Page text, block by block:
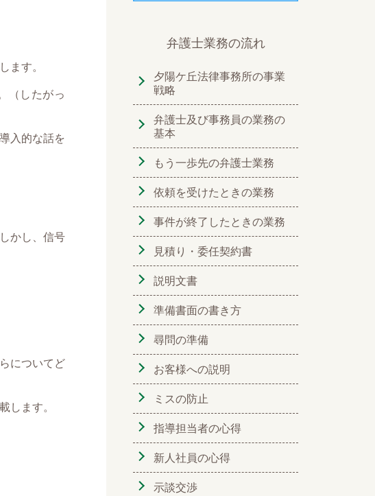
ます。
（したがっ
入的な話を
かし、信号
についてど
します。
弁護士業務の流れ
夕陽ケ丘法律事務所の事業
戦略
弁護士及び事務員の業務の
基本
もう一歩先の弁護士業務
依頼を受けたときの業務
事件が終了したときの業務
見積り・委任契約書
説明文書
準備書面の書き方
尋問の準備
お客様への説明
ミスの防止
指導担当者の心得
新人社員の心得
示談交渉